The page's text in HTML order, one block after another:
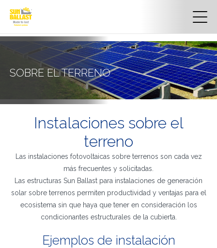
SOBRE EL TERRENO
Instalaciones sobre el
terreno
Las instalaciones fotovoltaicas sobre terrenos son cada vez
más frecuentes y solicitadas.
Las estructuras Sun Ballast para instalaciones de generación
solar sobre terrenos permiten productividad y ventajas para el
ecosistema sin que haya que tener en consideración los
condicionantes estructurales de la cubierta.
Ejemplos de instalación